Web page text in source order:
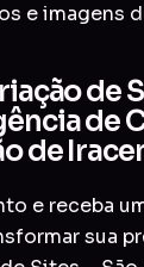
e imagens
de
de
de
e receba
sua